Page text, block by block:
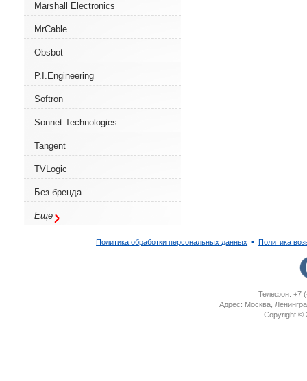
Marshall Electronics
MrCable
Obsbot
P.I.Engineering
Softron
Sonnet Technologies
Tangent
TVLogic
Без бренда
Еще
Политика обработки персональных данных ▪ Политика
Телефон: +7
Адрес: Москва,
Copyright ©